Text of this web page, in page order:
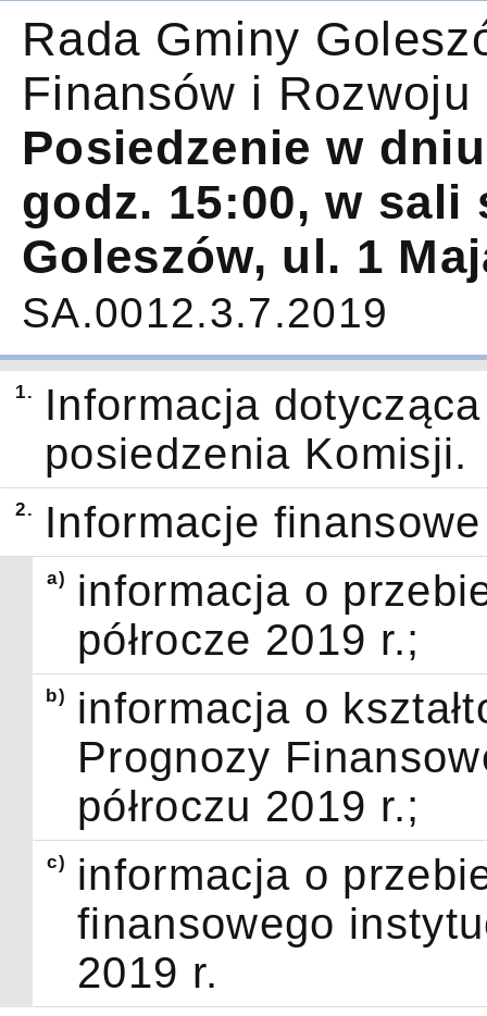
Rada Gminy
Finansów i Rozwoju
Posiedzenie w
godz. 15:00, w sali
Goleszów, ul. 1
SA.0012.3.7.2019
1.
Informacja
posiedzenia Komisji.
2. Informacje
a)
informacja o
półrocze 2019 r.;
b)
informacja o
Prognozy
półroczu 2019 r.;
c)
informacja o
finansowego
2019 r.